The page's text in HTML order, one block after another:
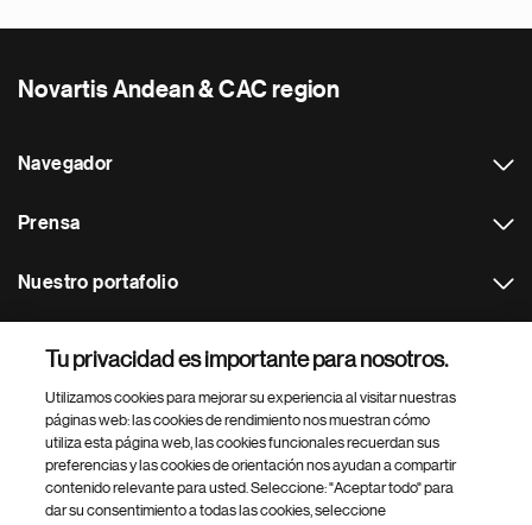
Novartis Andean & CAC region
Navegador
Prensa
Nuestro portafolio
Footer Site Search
Tu privacidad es importante para nosotros.
Utilizamos cookies para mejorar su experiencia al visitar nuestras
páginas web: las cookies de rendimiento nos muestran cómo
utiliza esta página web, las cookies funcionales recuerdan sus
preferencias y las cookies de orientación nos ayudan a compartir
contenido relevante para usted. Seleccione: "Aceptar todo" para
dar su consentimiento a todas las cookies, seleccione